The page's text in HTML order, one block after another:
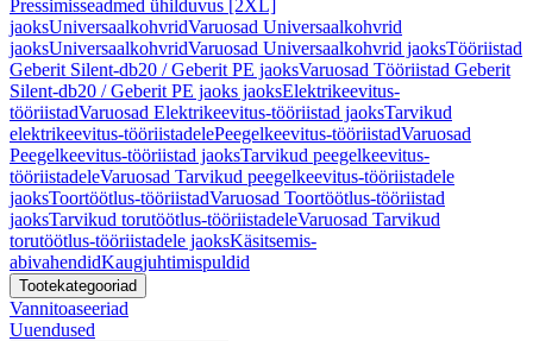
Pressimisseadmed ühilduvus [2XL]
jaoksUniversaalkohvridVaruosad Universaalkohvrid
jaoksUniversaalkohvridVaruosad Universaalkohvrid jaoksTööriistad
Geberit Silent-db20 / Geberit PE jaoksVaruosad Tööriistad Geberit
Silent-db20 / Geberit PE jaoks jaoksElektrikeevitus-
tööriistadVaruosad Elektrikeevitus-tööriistad jaoksTarvikud
elektrikeevitus-tööriistadelePeegelkeevitus-tööriistadVaruosad
Peegelkeevitus-tööriistad jaoksTarvikud peegelkeevitus-
tööriistadeleVaruosad Tarvikud peegelkeevitus-tööriistadele
jaoksToortöötlus-tööriistadVaruosad Toortöötlus-tööriistad
jaoksTarvikud torutöötlus-tööriistadeleVaruosad Tarvikud
torutöötlus-tööriistadele jaoksKäsitsemis-
abivahendidKaugjuhtimispuldid
Tootekategooriad
Vannitoaseeriad
Uuendused